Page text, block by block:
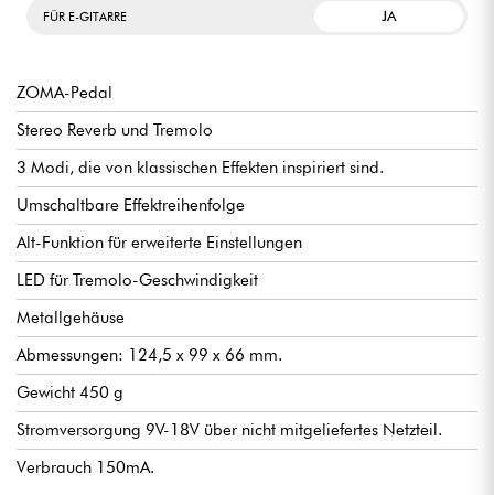
FÜR E-GITARRE JA
ZOMA-Pedal
Stereo Reverb und Tremolo
3 Modi, die von klassischen Effekten inspiriert sind.
Umschaltbare Effektreihenfolge
Alt-Funktion für erweiterte Einstellungen
LED für Tremolo-Geschwindigkeit
Metallgehäuse
Abmessungen: 124,5 x 99 x 66 mm.
Gewicht 450 g
Stromversorgung 9V-18V über nicht mitgeliefertes Netzteil.
Verbrauch 150mA.